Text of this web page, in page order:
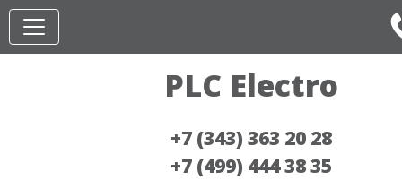
PLC Electro
+7 (343) 363 20 28
+7 (499) 444 38 35